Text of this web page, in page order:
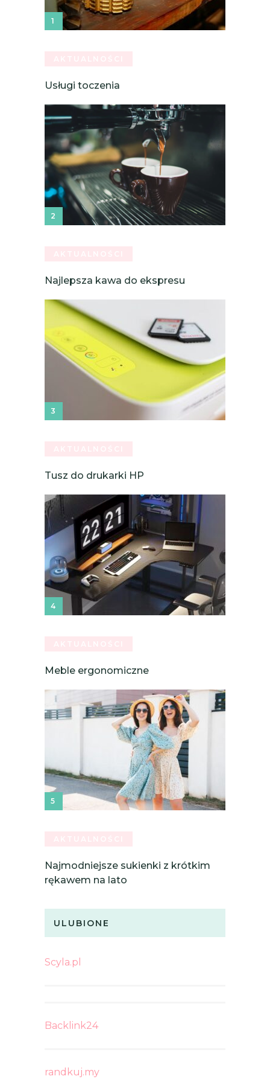
Usługi toczenia
Najlepsza kawa do ekspresu
Tusz do drukarki HP
Meble ergonomiczne
Najmodniejsze sukienki z krótkim
rękawem na lato
ULUBIONE
Scyla.pl
Backlink24
randkuj.my